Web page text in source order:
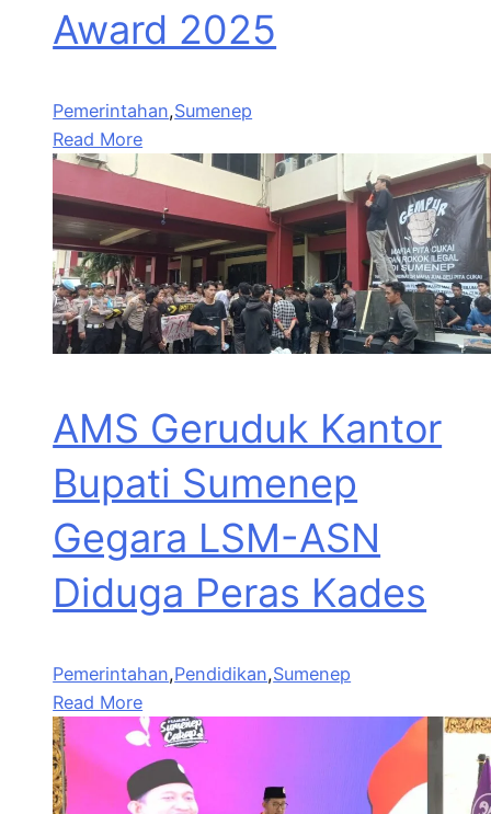
Award 2025
Pemerintahan,Sumenep
Read More
AMS Geruduk Kantor
Bupati Sumenep
Gegara LSM-ASN
Diduga Peras Kades
Pemerintahan,Pendidikan,Sumenep
Read More